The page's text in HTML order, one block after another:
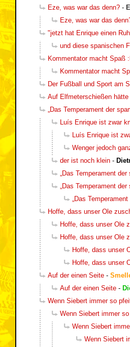
Eze, was war das denn? -
Eze, was war das
"jetzt hat Enrique einen
und diese spanischen
Kommentator macht Spaß
Kommentator macht
Der Fußball und Sport am
Auf Elfmeterschießen
„Das Temperament der
Luís Enrique ist zwar
Luís Enrique ist
Wenger jedoch
der ist noch klein -
„Das Temperament
„Das Temperament
„Das
Hoffe, dass unser Ole
Hoffe, dass unser Ole
Hoffe, dass unser Ole
Hoffe, dass unser
Hoffe, dass unser
Auf der einen Seite -
Auf der einen Seite -
Wenn Siebert immer so
Wenn Siebert immer
Wenn Siebert
Wenn Siebert